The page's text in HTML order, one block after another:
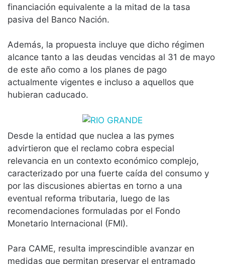
financiación equivalente a la mitad de la tasa
pasiva del Banco Nación.
Además, la propuesta incluye que dicho régimen
alcance tanto a las deudas vencidas al 31 de mayo
de este año como a los planes de pago
actualmente vigentes e incluso a aquellos que
hubieran caducado.
Desde la entidad que nuclea a las pymes
advirtieron que el reclamo cobra especial
relevancia en un contexto económico complejo,
caracterizado por una fuerte caída del consumo y
por las discusiones abiertas en torno a una
eventual reforma tributaria, luego de las
recomendaciones formuladas por el Fondo
Monetario Internacional (FMI).
Para CAME, resulta imprescindible avanzar en
medidas que permitan preservar el entramado